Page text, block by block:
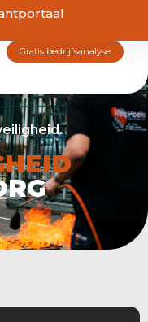
gratis bedrijfsanalyse